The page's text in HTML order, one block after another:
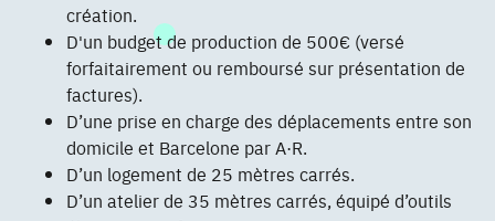
création.
D'un budget de production de 500€ (versé
forfaitairement ou remboursé sur présentation de
factures).
D’une prise en charge des déplacements entre son
domicile et Barcelone par A·R.
D’un logement de 25 mètres carrés.
D’un atelier de 35 mètres carrés, équipé d’outils